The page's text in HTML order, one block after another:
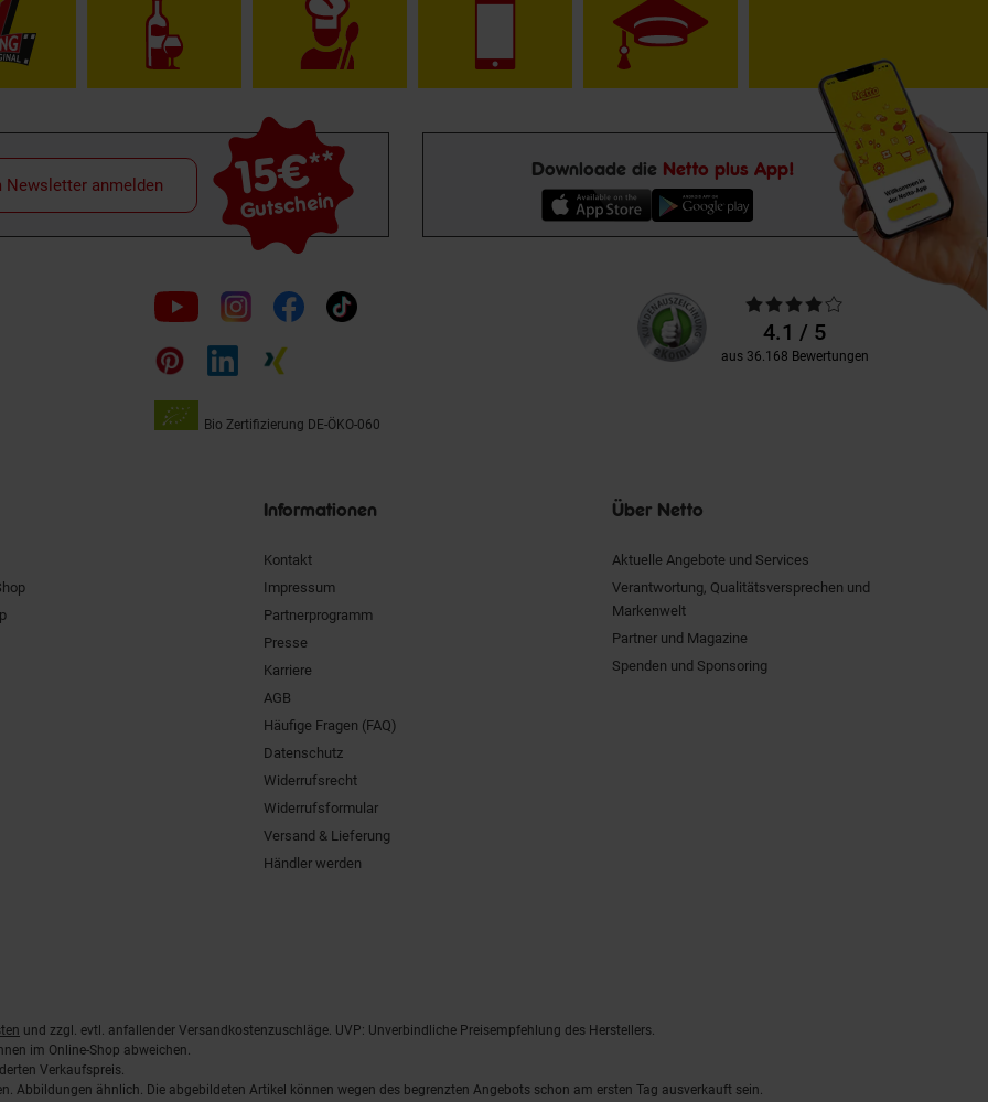
15€**
Gutschein
Newsletter anmelden
Downloade die Netto plus App!
Folge
uns
auf
Bio Zertifizierung DE-ÖKO-060
Unsere
Kundenbewertungen
Durchschnittliche
Bewertungen4.1 / 5
aus 36.168 Bewertungen
Informationen
Kontakt
Impressum
Partnerprogramm
Presse
Karriere
AGB
Häufige Fragen (FAQ)
Datenschutz
Widerrufsrecht
Widerrufsformular
Versand & Lieferung
Händler werden
Über Netto
Aktuelle Angebote und Services
Verantwortung, Qualitätsversprechen und
Markenwelt
Partner und Magazine
Spenden und Sponsoring
und zzgl. evtl. anfallender Versandkostenzuschläge. UVP: Unverbindliche Preisempfehlung des Herstellers.
im Online-Shop abweichen.
Verkaufspreis.
Abbildungen ähnlich. Die abgebildeten Artikel können wegen des begrenzten Angebots schon am ersten Tag ausverkauft sein.